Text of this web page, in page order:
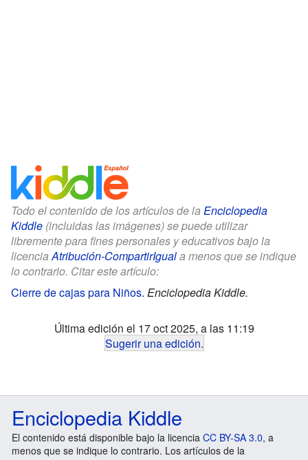
Todo el contenido de los artículos de la Enciclopedia
Kiddle (incluidas las imágenes) se puede utilizar
libremente para fines personales y educativos bajo la
licencia Atribución-CompartirIguala menos que se indique
lo contrario. Citar este artículo:
Cierre de cajas para Niños. Enciclopedia Kiddle.
Última edición el 17 oct 2025, a las 11:19
Sugerir una edición.
Enciclopedia Kiddle
El contenido está disponible bajo la licencia CC BY-SA 3.0, a
menos que se indique lo contrario. Los artículos de la